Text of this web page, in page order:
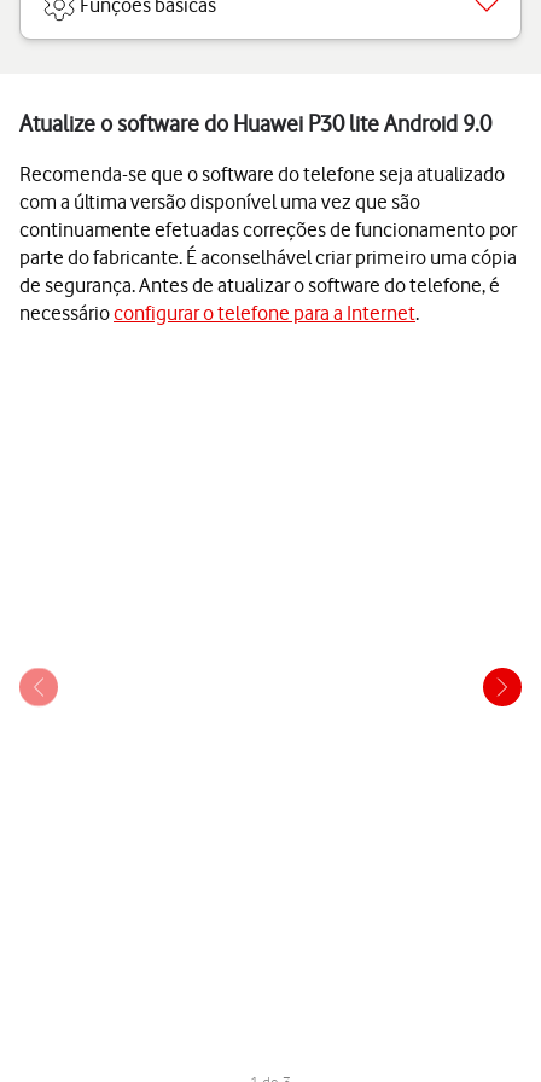
Funções básicas
Atualize o software do Huawei P30 lite Android 9.0
Recomenda-se que o software do telefone seja atualizado
com a última versão disponível uma vez que são
continuamente efetuadas correções de funcionamento por
parte do fabricante. É aconselhável criar primeiro uma cópia
de segurança. Antes de atualizar o software do telefone, é
necessárioconfigurar o telefone para a Internet.